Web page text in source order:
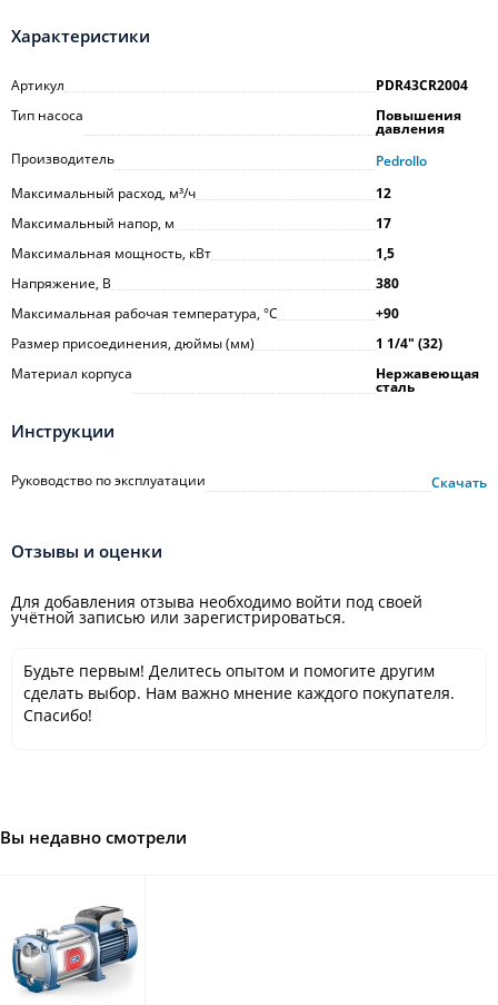
Характеристики
Артикул
PDR43CR2004
Тип насоса
Повышения
давления
Производитель
Pedrollo
Максимальный расход, м³/ч
12
Максимальный напор, м
17
Максимальная мощность, кВт
1,5
Напряжение, В
380
Максимальная рабочая температура, °С
+90
Размер присоединения, дюймы (мм)
1 1/4ʺ (32)
Материал корпуса
Нержавеющая
сталь
Инструкции
Руководство по эксплуатации Скачать
Отзывы и оценки
Для добавления отзыва необходимо войти под своей
учётной записью или зарегистрироваться.
Будьте первым! Делитесь опытом и помогите другим
сделать выбор. Нам важно мнение каждого покупателя.
Спасибо!
Вы недавно смотрели